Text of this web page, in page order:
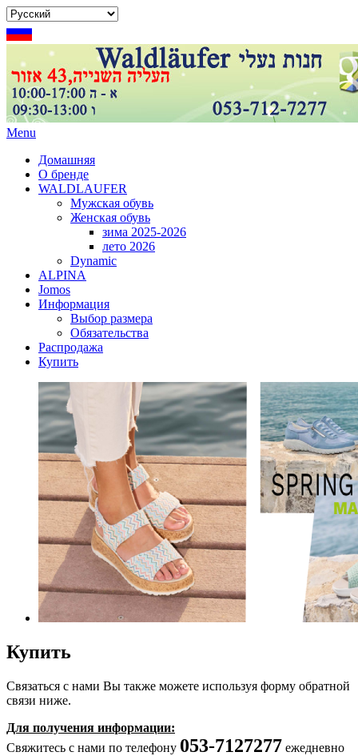
Menu
Домашняя
О бренде
WALDLAUFER
Мужская обувь
Женская обувь
зима 2025-2026
лето 2026
Dynamic
ALPINA
Jomos
Информация
Выбор размера
Обязательства
Распродажа
Купить
Купить
Связаться с нами Вы также можете используя форму обратной
связи ниже.
Для получения информации:
Свяжитесь с нами по телефону 053-7127277 ежедневно